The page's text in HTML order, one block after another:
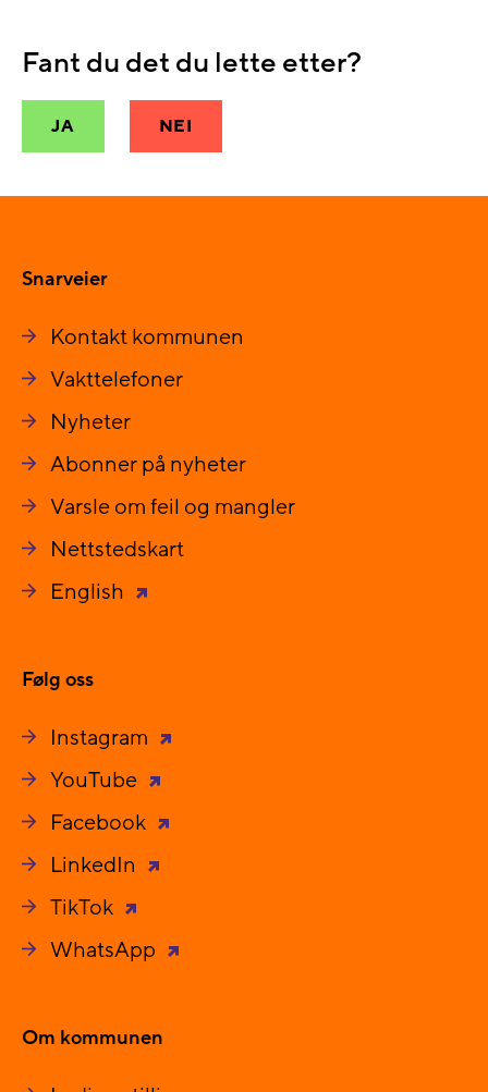
Fant du det du lette etter?
JA NEI
Snarveier
Kontakt kommunen
Vakttelefoner
Nyheter
Abonner på nyheter
Varsle om feil og mangler
Nettstedskart
English
Følg oss
Instagram
YouTube
Facebook
LinkedIn
TikTok
WhatsApp
Om kommunen